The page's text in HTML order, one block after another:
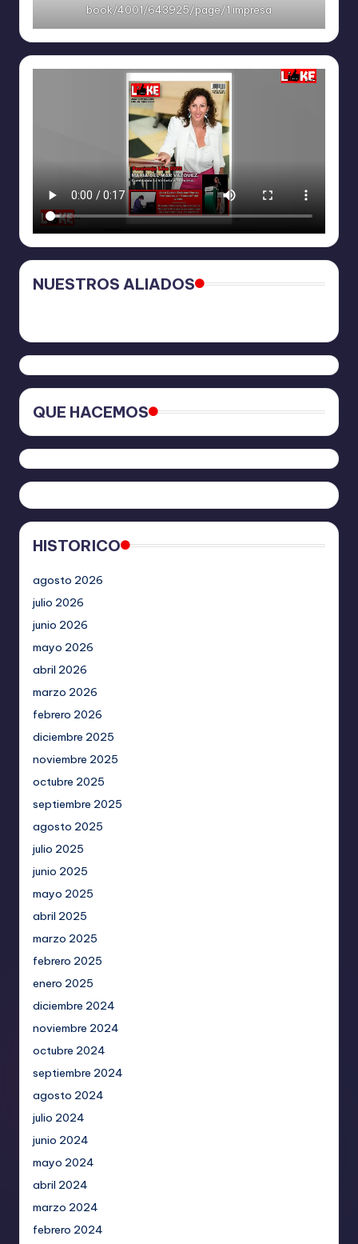
book/4001/643925/page/1 impresa
NUESTROS ALIADOS
QUE HACEMOS
HISTORICO
agosto 2026
julio 2026
junio 2026
mayo 2026
abril 2026
marzo 2026
febrero 2026
diciembre 2025
noviembre 2025
octubre 2025
septiembre 2025
agosto 2025
julio 2025
junio 2025
mayo 2025
abril 2025
marzo 2025
febrero 2025
enero 2025
diciembre 2024
noviembre 2024
octubre 2024
septiembre 2024
agosto 2024
julio 2024
junio 2024
mayo 2024
abril 2024
marzo 2024
febrero 2024